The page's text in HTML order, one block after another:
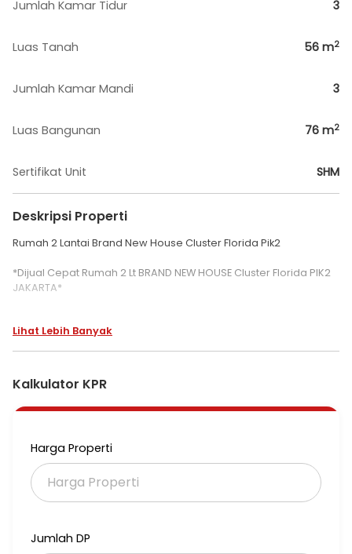
Jumlah Kamar Tidur 3
Luas Tanah 56 m2
Jumlah Kamar Mandi 3
Luas Bangunan 76 m2
Sertifikat Unit SHM
Deskripsi Properti
Rumah 2 Lantai Brand New House Cluster Florida Pik2
*Dijual Cepat Rumah 2 Lt BRAND NEW HOUSE Cluster Florida PIK2
JAKARTA*
KT: 2+1
KM: 2+1
Listrik: 4.400 watt
Non Furnished
*Harga: 1,750M (nego sampe deal)
Lihat Lebih Banyak
Kalkulator KPR
Harga Properti
Jumlah DP